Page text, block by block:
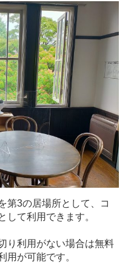
第3の居場所として、コ
して利用できます。
り利用がない場合は無料
用が可能です。